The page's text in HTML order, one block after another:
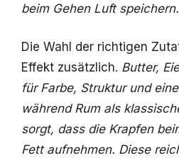
beim Gehen Luft speichern.
Die Wahl der richtigen
Effekt zusätzlich. Butter,
für Farbe, Struktur und
während Rum als
sorgt, dass die Krapfen
Fett aufnehmen. Diese